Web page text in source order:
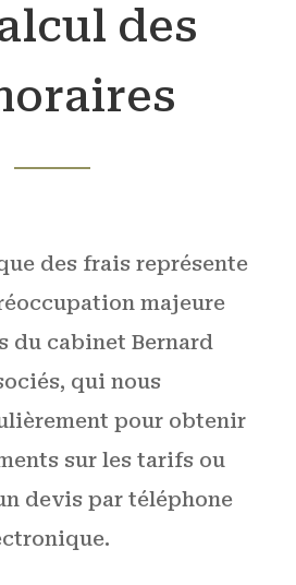
des
des frais représente
majeure
du cabinet Bernard
qui nous
pour obtenir
sur les tarifs ou
devis par téléphone